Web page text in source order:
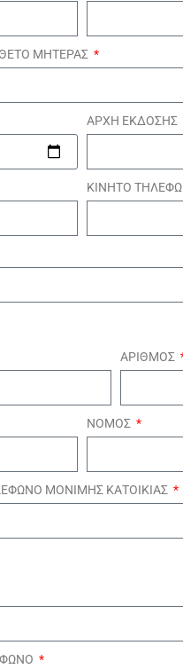
ΜΗΤΕΡΑΣ
ΑΡΧΗ ΕΚΔΟΣΗΣ
ΚΙΝΗΤΟ
ΑΡΙΘΜΟΣ
ΝΟΜΟΣ
ΜΟΝΙΜΗΣ ΚΑΤΟΙΚΙΑΣ